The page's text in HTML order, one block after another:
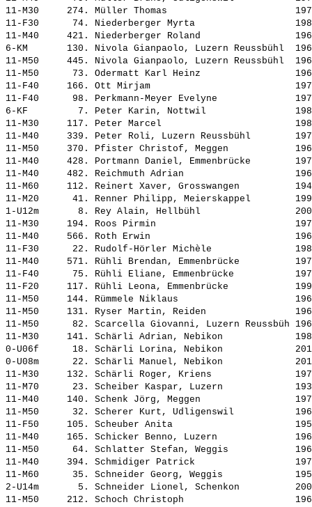
11-M30     274. Müller Thomas
11-F30      74. Niederberger Myrta
11-M40     421. Niederberger Roland
6-KM       130. Nivola Gianpaolo, Luzern Reussbühl
11-M50     445. Nivola Gianpaolo, Luzern Reussbühl
11-M50      73. Odermatt Karl Heinz
11-F40     166. Ott Mirjam
11-F40      98. Perkmann-Meyer Evelyne
6-KF         7. Peter Karin, Nottwil
11-M30     117. Peter Marcel
11-M40     339. Peter Roli, Luzern Reussbühl
11-M50     370. Pfister Christof, Meggen
11-M40     428. Portmann Daniel, Emmenbrücke
11-M40     482. Reichmuth Adrian
11-M60     112. Reinert Xaver, Grosswangen
11-M20      41. Renner Philipp, Meierskappel
1-U12m       8. Rey Alain, Hellbühl
11-M30     194. Roos Pirmin
11-M40     566. Roth Erwin
11-F30      22. Rudolf-Hörler Michèle
11-M40     571. Rühli Brendan, Emmenbrücke
11-F40      75. Rühli Eliane, Emmenbrücke
11-F20     117. Rühli Leona, Emmenbrücke
11-M50     144. Rümmele Niklaus
11-M50     131. Ryser Martin, Reiden
11-M50      82. Scarcella Giovanni, Luzern Reussbüh
11-M30     141. Schärli Adrian, Nebikon
0-U06f      18. Schärli Lorina, Nebikon
0-U08m      22. Schärli Manuel, Nebikon
11-M30     132. Schärli Roger, Kriens
11-M70      23. Scheiber Kaspar, Luzern
11-M40     140. Schenk Jörg, Meggen
11-M50      32. Scherer Kurt, Udligenswil
11-F50     105. Scheuber Anita
11-M40     165. Schicker Benno, Luzern
11-M50      64. Schlatter Stefan, Weggis
11-M40     394. Schmidiger Patrick
11-M60      35. Schneider Georg, Weggis
2-U14m       5. Schneider Lionel, Schenkon
11-M50     212. Schoch Christoph